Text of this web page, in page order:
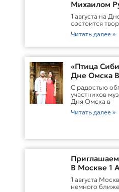
Михаилом
Омска В
1 августа на
состоится
Читать далее »
«Птица
Дне Омска
С радостью
участников
Дня Омска в
Читать далее »
В Москве 1
1 августа
немного